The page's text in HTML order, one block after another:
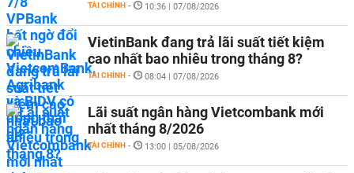
TÀI CHÍNH - 10:36 | 07/08/2026
VietinBank đang trả lãi suất tiết kiệm
cao nhất bao nhiêu trong tháng 8?
TÀI CHÍNH - 08:04 | 07/08/2026
Lãi suất ngân hàng Vietcombank mới
nhất tháng 8/2026
TÀI CHÍNH - 13:00 | 05/08/2026